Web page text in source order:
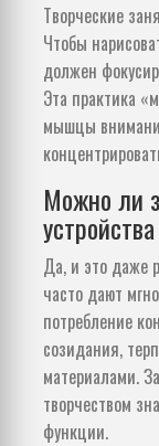
Творческие
Чтобы
должен
Эта практика
мышцы
Можно ли
Да, и это даже
часто дают
потребление
созидания,
материалами.
творчеством
функции.